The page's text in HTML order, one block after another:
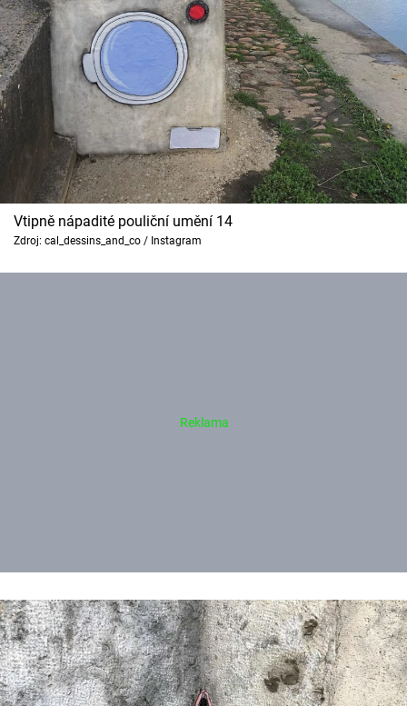
Vtipně nápadité pouliční umění 14
Zdroj: cal_dessins_and_co / Instagram